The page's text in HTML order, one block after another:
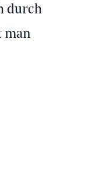
durch
man